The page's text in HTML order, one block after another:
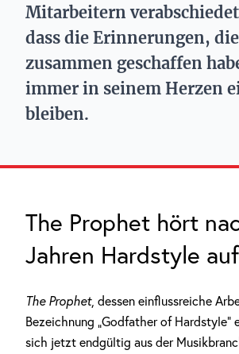
Mitarbeitern
dass die Erinnerungen,
zusammen geschaffen
immer in seinem Herzen
bleiben.
The Prophet hört
Jahren Hardstyle auf
The Prophet, dessen einflussreiche
Bezeichnung „Godfather of Hardstyle“
sich jetzt endgültig aus der